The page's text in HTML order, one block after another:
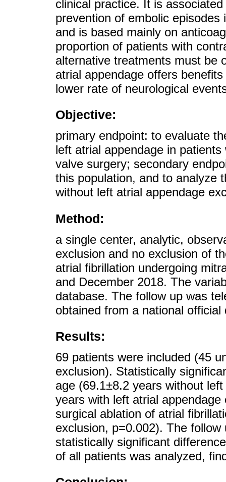
clinical practice. It is
prevention of embolic
and is based mainly on
proportion of patients with
alternative treatments must be
atrial appendage offers
lower rate of neurological
Objective:
primary endpoint: to evaluate
left atrial appendage in
valve surgery; secondary
this population, and to analyze
without left atrial appendage
Method:
a single center, analytic,
exclusion and no exclusion of
atrial fibrillation undergoing
and December 2018. The
database. The follow up was
obtained from a national official
Results:
69 patients were included (45
exclusion). Statistically
age (69.1±8.2 years without
years with left atrial
surgical ablation of atrial
exclusion, p=0.002). The
statistically significant
of all patients was analyzed,